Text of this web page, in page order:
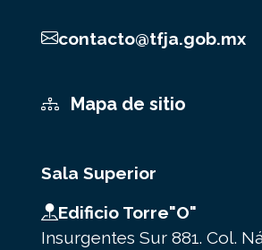
contacto@tfja.gob.mx
Mapa de sitio
Sala Superior
Edificio Torre"O"
Insurgentes Sur 881. Col.